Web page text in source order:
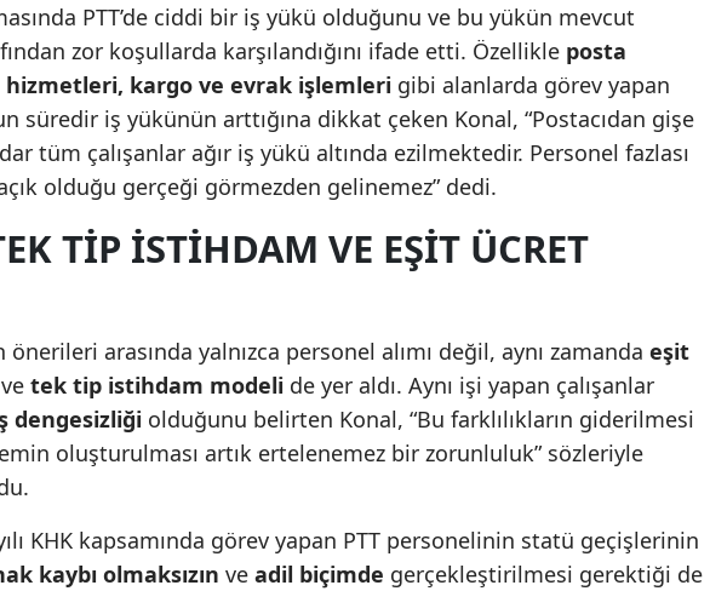
PTT’de ciddi bir iş yükü olduğunu ve bu yükün mevcut
zor koşullarda karşılandığını ifade etti. Özellikle posta
hizmetleri, kargo ve evrak işlemleri gibi alanlarda görev yapan
süredir iş yükünün arttığına dikkat çeken Konal, “Postacıdan gişe
tüm çalışanlar ağır iş yükü altında ezilmektedir. Personel fazlası
olduğu gerçeği görmezden gelinemez” dedi.
TIP İSTIHDAM VE EŞIT ÜCRET
önerileri arasında yalnızca personel alımı değil, aynı zamanda eşit
ve tek tip istihdam modeli de yer aldı. Aynı işi yapan çalışanlar
dengesizliği olduğunu belirten Konal, “Bu farklılıkların giderilmesi
oluşturulması artık ertelenemez bir zorunluluk” sözleriyle
KHK kapsamında görev yapan PTT personelinin statü geçişlerinin
kaybı olmaksızın ve adil biçimde gerçekleştirilmesi gerektiği de